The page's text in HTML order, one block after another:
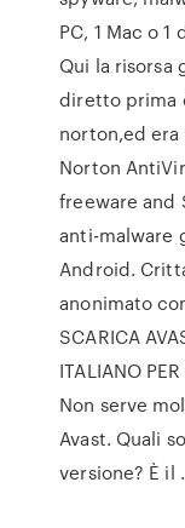
PC, 1 Mac o
Qui la risorsa
diretto prima
norton,ed
Norton
freeware and
anti-malware
Android.
anonimato
SCARICA
ITALIANO
Non serve
Avast. Quali
versione? È il